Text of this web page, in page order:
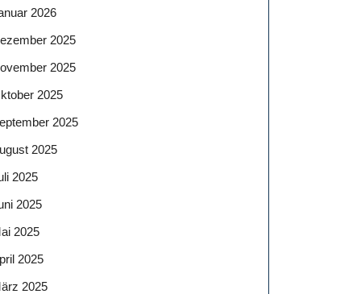
2026
2025
2025
2025
2025
2025
2025
2025
2025
2025
2025